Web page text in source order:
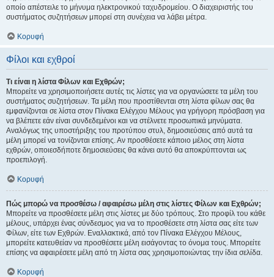
οποίο απέστειλε το μήνυμα ηλεκτρονικού ταχυδρομείου. Ο διαχειριστής του
συστήματος συζητήσεων μπορεί στη συνέχεια να λάβει μέτρα.
Κορυφή
Φίλοι και εχθροί
Τι είναι η λίστα Φίλων και Εχθρών;
Μπορείτε να χρησιμοποιήσετε αυτές τις λίστες για να οργανώσετε τα μέλη του
συστήματος συζητήσεων. Τα μέλη που προστίθενται στη λίστα φίλων σας θα
εμφανίζονται σε λίστα στον Πίνακα Ελέγχου Μέλους για γρήγορη πρόσβαση για
να βλέπετε εάν είναι συνδεδεμένοι και να στέλνετε προσωπικά μηνύματα.
Αναλόγως της υποστήριξης του προτύπου στυλ, δημοσιεύσεις από αυτά τα
μέλη μπορεί να τονίζονται επίσης. Αν προσθέσετε κάποιο μέλος στη λίστα
εχθρών, οποιεσδήποτε δημοσιεύσεις θα κάνει αυτό θα αποκρύπτονται ως
προεπιλογή.
Κορυφή
Πώς μπορώ να προσθέσω / αφαιρέσω μέλη στις λίστες Φίλων και Εχθρών;
Μπορείτε να προσθέσετε μέλη στις λίστες με δύο τρόπους. Στο προφίλ του κάθε
μέλους, υπάρχει ένας σύνδεσμος για να το προσθέσετε στη λίστα σας είτε των
Φίλων, είτε των Εχθρών. Εναλλακτικά, από τον Πίνακα Ελέγχου Μέλους,
μπορείτε κατευθείαν να προσθέσετε μέλη εισάγοντας το όνομα τους. Μπορείτε
επίσης να αφαιρέσετε μέλη από τη λίστα σας χρησιμοποιώντας την ίδια σελίδα.
Κορυφή